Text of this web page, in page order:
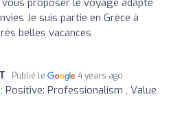
Je suis partie en Grèce à
belles vacances
Publié le 4 years ago
Positive: Professionalism , Value